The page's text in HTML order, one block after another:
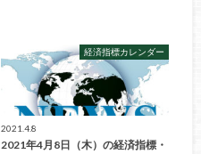
経済指標カレンダー
2021.4.8
2021年4月8日（木）の経済指標・